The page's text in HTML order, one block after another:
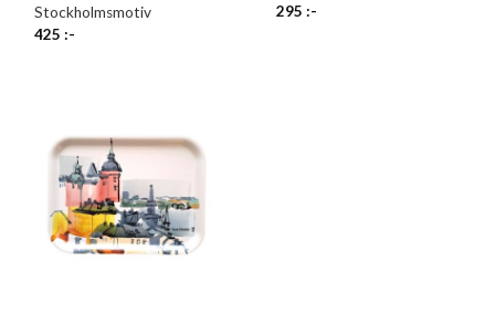
Stockholmsmotiv
425:-
295:-